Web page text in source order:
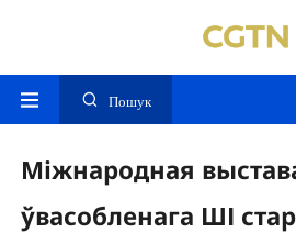
Пошук
Міжнародная
ўвасобленага ШІ